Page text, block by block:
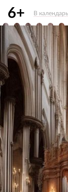
6+ В календарь